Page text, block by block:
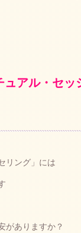
ュアル・セッ
リング」には
がありますか？